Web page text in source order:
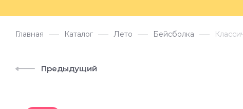
Главная Каталог Лето Бейсболка
Предыдущий